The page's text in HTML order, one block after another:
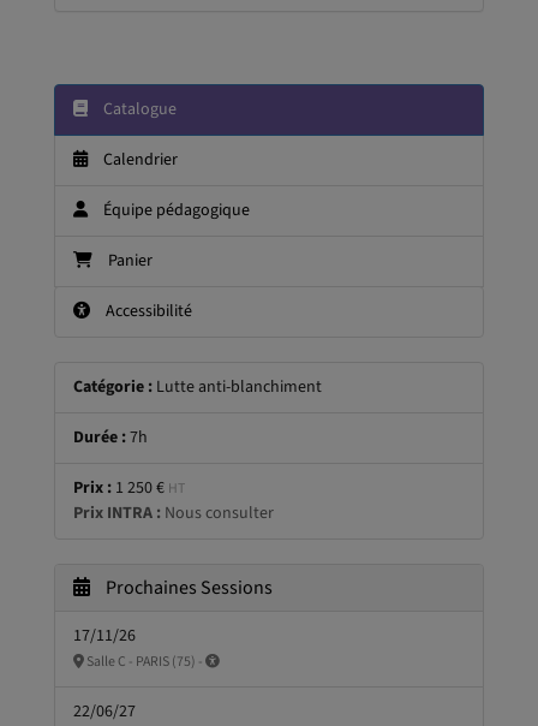
Catalogue
Calendrier
Équipe pédagogique
Panier
Accessibilité
Catégorie : Lutte anti-blanchiment
Durée :7h
Prix : 1 250 € HT
Prix INTRA : Nous consulter
Prochaines Sessions
17/11/26
Salle C - PARIS (75) -
22/06/27